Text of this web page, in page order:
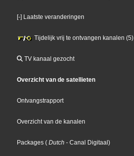
[-] Laatste veranderingen
Tijdelijk vrij te ontvangen kanalen (5)
TV kanaal gezocht
Overzicht van de satellieten
Ontvangstrapport
Overzicht van de kanalen
Packages ( Dutch - Canal Digitaal)